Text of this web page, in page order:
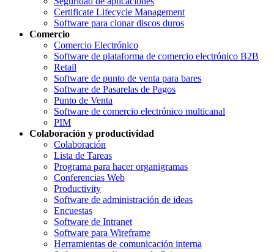
Certificate Lifecycle Management
Software para clonar discos duros
Comercio
Comercio Electrónico
Software de plataforma de comercio electrónico B2B
Retail
Software de punto de venta para bares
Software de Pasarelas de Pagos
Punto de Venta
Software de comercio electrónico multicanal
PIM
Colaboración y productividad
Colaboración
Lista de Tareas
Programa para hacer organigramas
Conferencias Web
Productivity
Software de administración de ideas
Encuestas
Software de Intranet
Software para Wireframe
Herramientas de comunicación interna